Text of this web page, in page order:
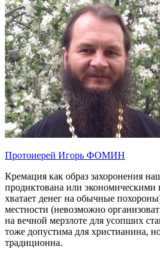
Протоиерей Игорь ФОМИН
Кремация как образ захоронения
продиктована или
хватает денег на обычные
местности (невозможно
на вечной мерзлоте для усопших
тоже допустима для христианина,
традиционна.